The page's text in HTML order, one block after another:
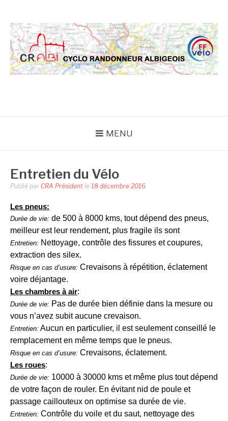
contenu
MENU
Entretien du Vélo
Publié par CRA Président le 18 décembre 2016
Les pneus:
Durée de vie: de 500 à 8000 kms, tout dépend des pneus,
meilleur est leur rendement, plus fragile ils sont
Entretien: Nettoyage, contrôle des fissures et coupures,
extraction des silex.
Risque en cas d’usure: Crevaisons à répétition, éclatement
voire déjantage.
Les chambres à air:
Durée de vie: Pas de durée bien définie dans la mesure ou
vous n’avez subit aucune crevaison.
Entretien: Aucun en particulier, il est seulement conseillé le
remplacement en même temps que le pneus.
Risque en cas d’usure: Crevaisons, éclatement.
Les roues:
Durée de vie: 10000 à 30000 kms et même plus tout dépend
de votre façon de rouler. En évitant nid de poule et
passage caillouteux on optimise sa durée de vie.
Entretien: Contrôle du voile et du saut, nettoyage des